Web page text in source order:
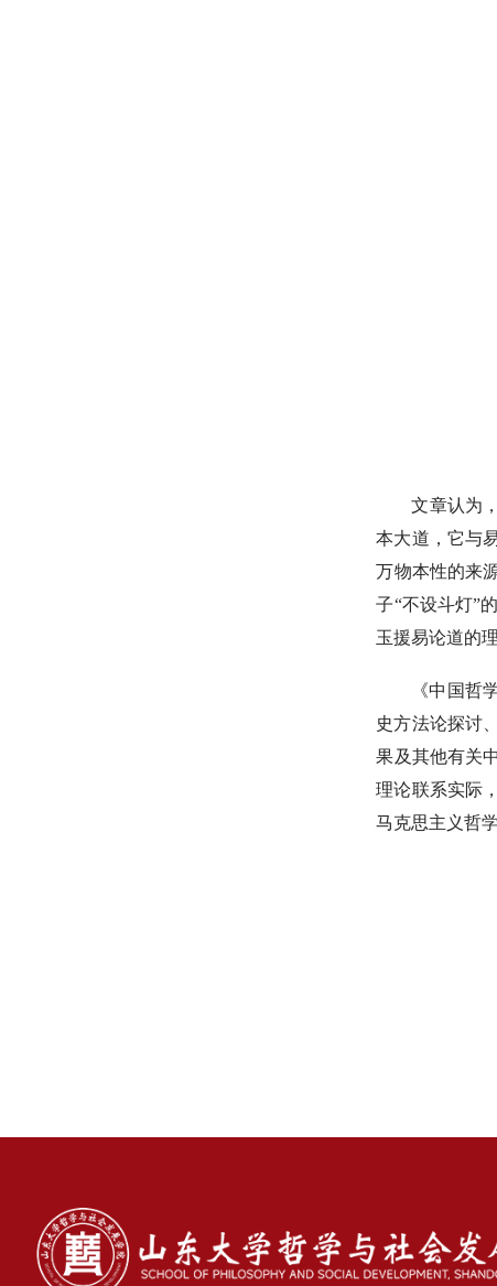
文章认为
本大道，它与
万物本性的来
子“不设斗灯”
玉援易论道的
《中国哲
史方法论探讨
果及其他有关
理论联系实际
马克思主义哲